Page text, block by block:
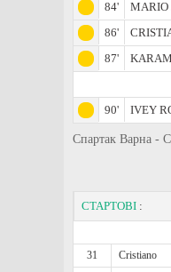
84'
MARIO
86'
87'
90'
IVEY
Спартак Варна -
СТАРТОВІ :
31
Cristiano